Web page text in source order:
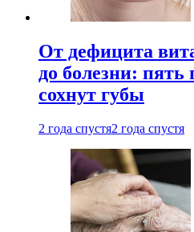
От дефицита
до болезни:
сохнут губы
2 года спустя2 года спустя